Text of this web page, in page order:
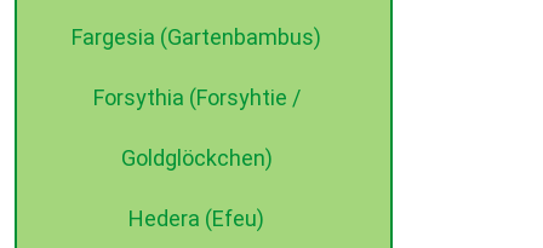
Fargesia (Gartenbambus)
Forsythia (Forsyhtie /
Goldglöckchen)
Hedera (Efeu)